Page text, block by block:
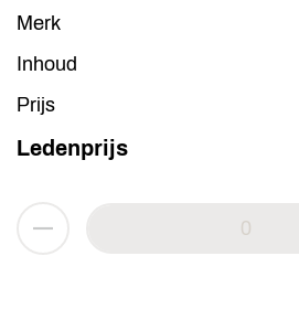
Merk
Inhoud
Prijs
Ledenprijs